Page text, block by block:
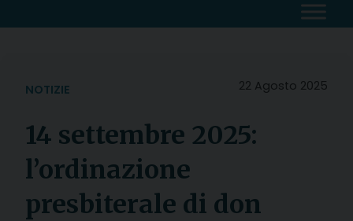
22 Agosto 2025
NOTIZIE
14 settembre 2025:
l’ordinazione
presbiterale di don